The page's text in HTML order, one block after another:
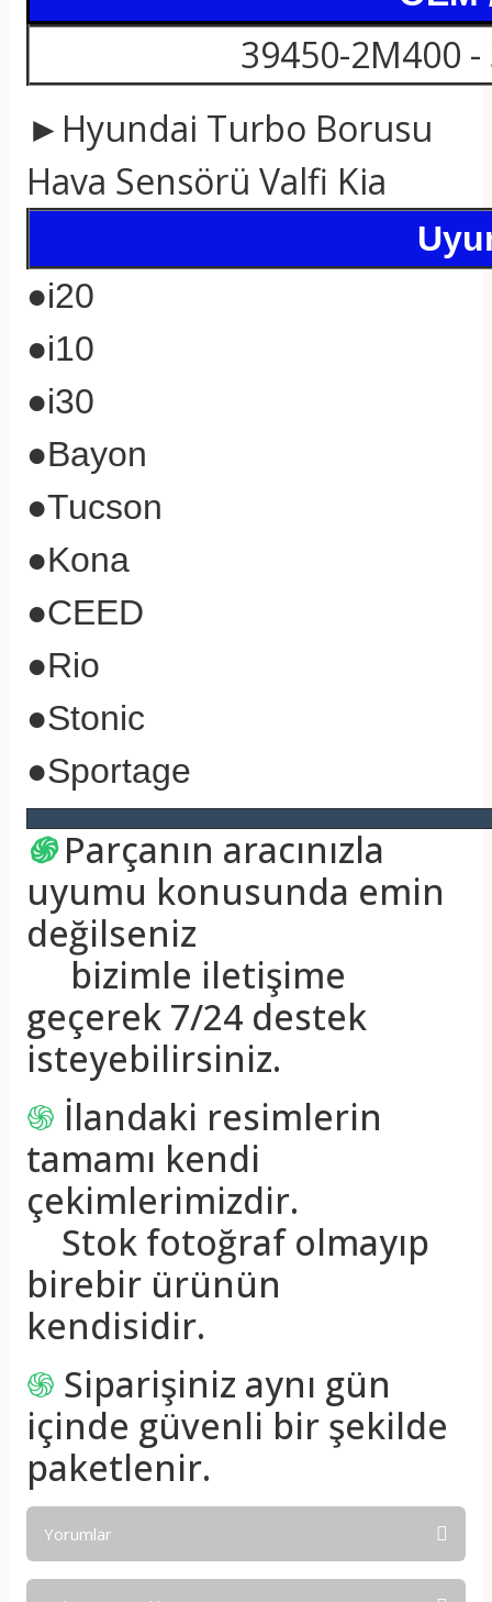
39450-2M400
►Hyundai Turbo Borusu
Hava Sensörü Valfi Kia
●i20
●i10
●i30
●Bayon
●Tucson
●Kona
●CEED
●Rio
●Stonic
●Sportage
֍ Parçanın aracınızla
uyumu konusunda emin
değilseniz
bizimle iletişime
geçerek 7/24 destek
isteyebilirsiniz.
֍ İlandaki resimlerin
tamamı kendi
çekimlerimizdir.
Stok fotoğraf olmayıp
birebir ürünün
kendisidir.
֍ Siparişiniz aynı gün
içinde güvenli bir şekilde
paketlenir.
Yorumlar